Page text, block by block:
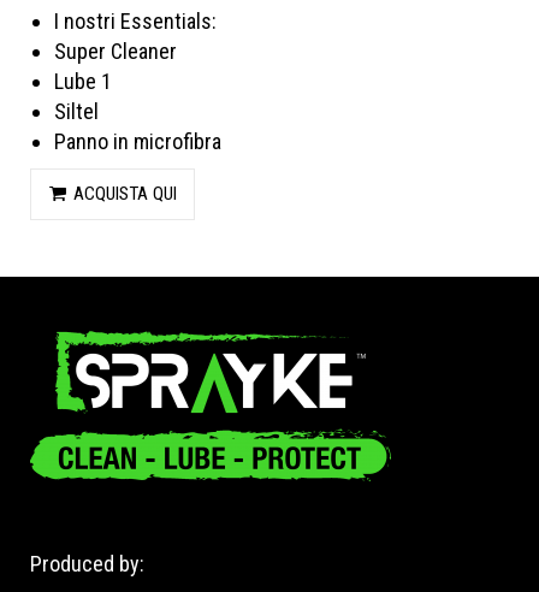
I nostri Essentials:
Super Cleaner
Lube 1
Siltel
Panno in microfibra
ACQUISTA QUI
Produced by: